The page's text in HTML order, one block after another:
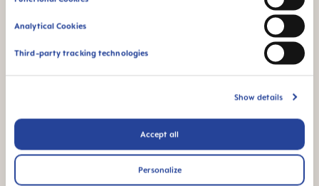
Analytical Cookies
Third-party tracking technologies
Show details
Accept all
Personalize